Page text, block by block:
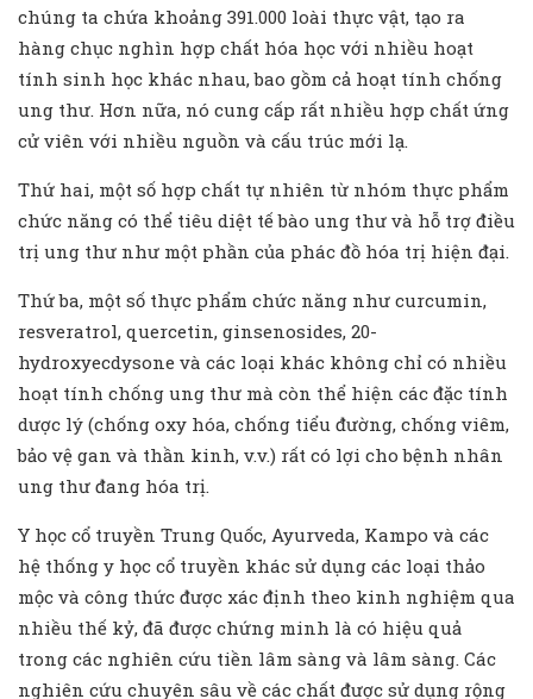
chúng ta chứa khoảng 391.000 loài thực vật, tạo ra
hàng chục nghìn hợp chất hóa học với nhiều hoạt
tính sinh học khác nhau, bao gồm cả hoạt tính chống
ung thư. Hơn nữa, nó cung cấp rất nhiều hợp chất ứng
cử viên với nhiều nguồn và cấu trúc mới lạ.
Thứ hai, một số hợp chất tự nhiên từ nhóm thực phẩm
chức năng có thể tiêu diệt tế bào ung thư và hỗ trợ điều
trị ung thư như một phần của phác đồ hóa trị hiện đại.
Thứ ba, một số thực phẩm chức năng như curcumin,
resveratrol, quercetin, ginsenosides, 20-
hydroxyecdysone và các loại khác không chỉ có nhiều
hoạt tính chống ung thư mà còn thể hiện các đặc tính
dược lý (chống oxy hóa, chống tiểu đường, chống viêm,
bảo vệ gan và thần kinh, v.v.) rất có lợi cho bệnh nhân
ung thư đang hóa trị.
Y học cổ truyền Trung Quốc, Ayurveda, Kampo và các
hệ thống y học cổ truyền khác sử dụng các loại thảo
mộc và công thức được xác định theo kinh nghiệm qua
nhiều thế kỷ, đã được chứng minh là có hiệu quả
trong các nghiên cứu tiền lâm sàng và lâm sàng. Các
nghiên cứu chuyên sâu về các chất được sử dụng rộng